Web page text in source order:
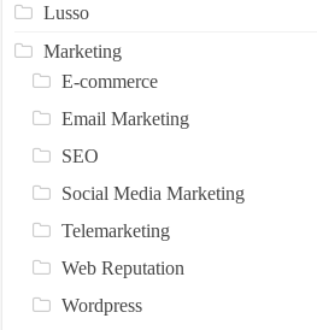
Lusso
Marketing
E-commerce
Email Marketing
SEO
Social Media Marketing
Telemarketing
Web Reputation
Wordpress